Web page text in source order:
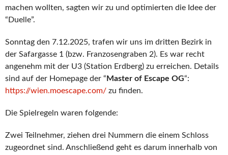
machen wollten, sagten wir zu und optimierten die Idee der
“Duelle”.
Sonntag den 7.12.2025, trafen wir uns im dritten Bezirk in
der Safargasse 1 (bzw. Franzosengraben 2). Es war recht
angenehm mit der U3 (Station Erdberg) zu erreichen. Details
sind auf der Homepage der “ Master of Escape OG“:
https://wien.moescape.com/ zu finden.
Die Spielregeln waren folgende:
Zwei Teilnehmer, ziehen drei Nummern die einem Schloss
zugeordnet sind. Anschließend geht es darum innerhalb von